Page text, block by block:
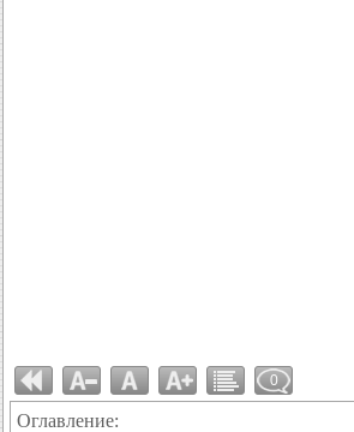
0
Оглавление: